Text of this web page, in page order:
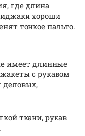
где длина
хороши
тонкое пальто.
имеет длинные
с рукавом
деловых,
ткани, рукав